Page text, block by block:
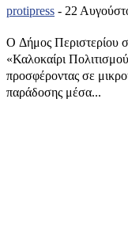
protipress - 22
Ο Δήμος Περιστερίου
«Καλοκαίρι
προσφέροντας σε
παράδοσης μέσα...